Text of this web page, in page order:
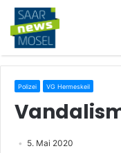
Polizei VG Hermeskeil
5. Mai 2020